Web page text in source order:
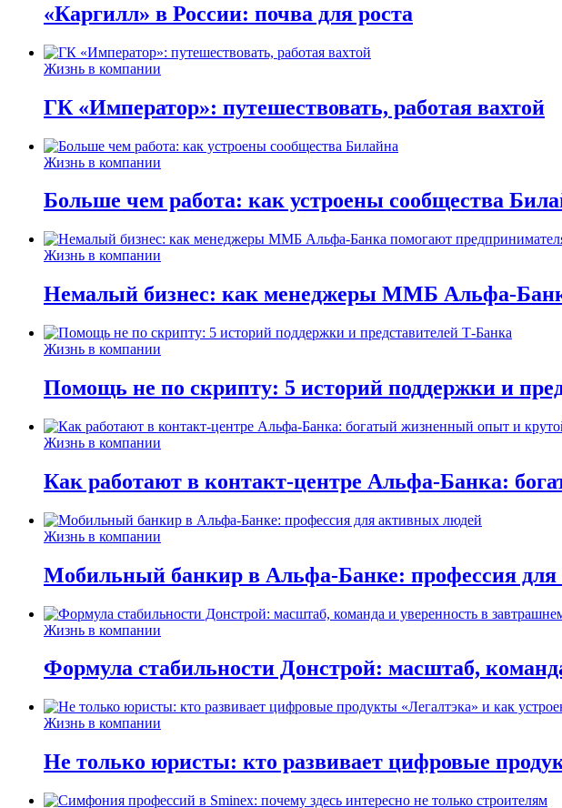
«Каргилл» в России: почва для роста
Жизнь в компании
ГК «Император»: путешествовать, работая вахтой
Жизнь в компании
Больше чем работа: как устроены сообщества
Жизнь в компании
Немалый бизнес: как менеджеры ММБ Альфа-
Жизнь в компании
Помощь не по скрипту: 5 историй поддержки и
Жизнь в компании
Как работают в контакт-центре Альфа-Банка:
Жизнь в компании
Мобильный банкир в Альфа-Банке: профессия
Жизнь в компании
Формула стабильности Донстрой: масштаб,
Жизнь в компании
Не только юристы: кто развивает цифровые